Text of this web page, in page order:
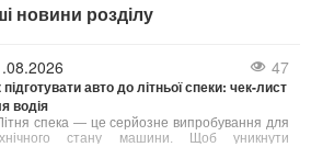
новини розділу
47
авто до літньої спеки: чек-лист
водія
спека — це серйозне випробування для
стану машини. Щоб уникнути